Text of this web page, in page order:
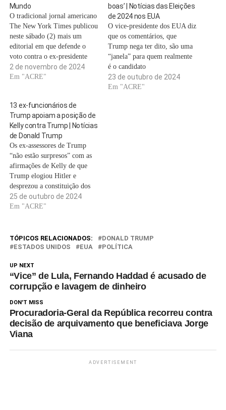
Mundo
O tradicional jornal americano
The New York Times publicou
neste sábado (2) mais um
editorial em que defende o
voto contra o ex-presidente
Donald Trump na corrida pela
Casa Branca. Em um curto
conselho editorial do jornal
afirma que Trump…
2 de novembro de 2024
Em "ACRE"
boas’ | Notícias das Eleições
de 2024 nos EUA
O vice-presidente dos EUA diz
que os comentários, que
Trump nega ter dito, são uma
“janela” para quem realmente
é o candidato
republicano.Washington, DC –
À medida que as eleições nos
23 de outubro de 2024
Em "ACRE"
13 ex-funcionários de
Trump apoiam a posição de
Kelly contra Trump | Notícias
de Donald Trump
Os ex-assessores de Trump
“não estão surpresos” com as
afirmações de Kelly de que
Trump elogiou Hitler e
desprezou a constituição dos
EUA.Um grupo de
funcionários da era Donald
que ele alertou que o ex-
presidente se comporta como
25 de outubro de 2024
Em "ACRE"
TÓPICOS RELACIONADOS:
DONALD TRUMP
ESTADOS UNIDOS
EUA POLÍTICA
UP NEXT
“Vice” de Lula, Fernando Haddad é acusado de
corrupção e lavagem de dinheiro
DON'T MISS
Procuradoria-Geral da República recorreu contra
decisão de arquivamento que beneficiava Jorge
Viana
ADVERTISEMENT